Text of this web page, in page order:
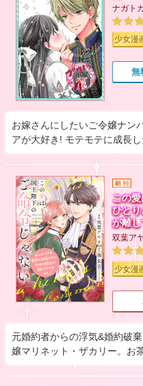
ナガト
少女漫
無
お嫁さんにしたいご令嬢ナン
アが大好き! モテモテに成長し
この愛
ひとり
が離
双葉ア
少女漫
元婚約者からの浮気&婚約破
嬢マリネット・ザカリー。お